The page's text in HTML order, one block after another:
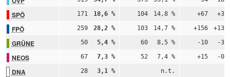
SPÖ 171 18,6 % 104 14,8 % +67
FPÖ 259 28,2 % 103 14,7 % +156
GRÜNE 50 5,4 % 60 8,5 % -10 -
NEOS 67 7,3 % 52 7,4 % +15 -
DNA 28 3,1 % n.t.